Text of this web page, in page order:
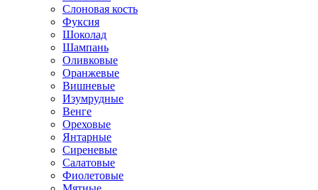
Слоновая кость
Фуксия
Шоколад
Шампань
Оливковые
Оранжевые
Вишневые
Изумрудные
Венге
Ореховые
Янтарные
Сиреневые
Салатовые
Фиолетовые